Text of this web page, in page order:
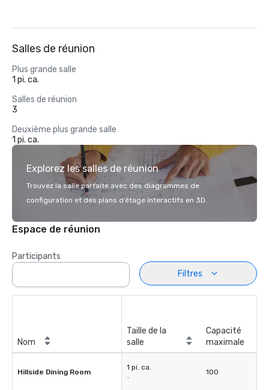
Salles de réunion
Plus grande salle
1 pi. ca.
Salles de réunion
3
Deuxième plus grande salle
1 pi. ca.
Explorez les salles de réunion
Trouvez la salle parfaite avec des diagrammes de
configuration et des plans d’étage interactifs en 3D.
Espace de réunion
Participants
Filtres
Nom
Taille de la
salle
Capacité
maximale
Hillside Dining Room
1 pi. ca.
-
100